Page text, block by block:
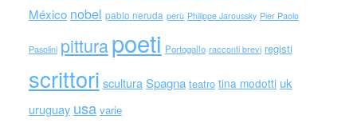
México nobel pablo neruda perù Philippe Jaroussky Pier Paolo
Pasolini pitturapoeti Portogallo racconti brevi registi
scrittori scultura Spagna teatro tina modotti uk
uruguay usa varie